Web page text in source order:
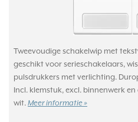
Tweevoudige schakelwip met
geschikt voor serieschakelaars,
pulsdrukkers met verlichting.
Incl. klemstuk, excl. binnenwerk
wit. Meer informatie »